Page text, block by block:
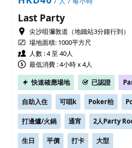
Last Party
尖沙咀彌敦道（地鐵站3分鐘行到）
場地面積: 1000平方尺
人數 : 4 至 40人
最低消費 : 4小時 x 4人
快速確應場地
已認證
自助入住 可唱k Poker枱
打邊爐/火鍋 通宵 2人Party
生日 平價 打卡 大型